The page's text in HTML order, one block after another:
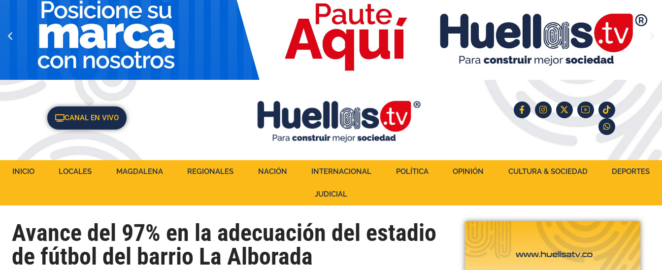
CANAL EN VIVO
INICIO LOCALES MAGDALENA REGIONALES NACIÓN INTERNACIONAL POLÍTICA OPINIÓN CULTURA & SOCIEDAD DEPORTES
JUDICIAL
Avance del 97% en la adecuación del estadio
de fútbol del barrio La Alborada